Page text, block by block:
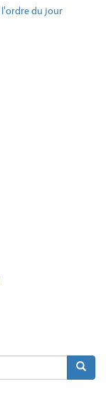
l'ordre du jour
Search